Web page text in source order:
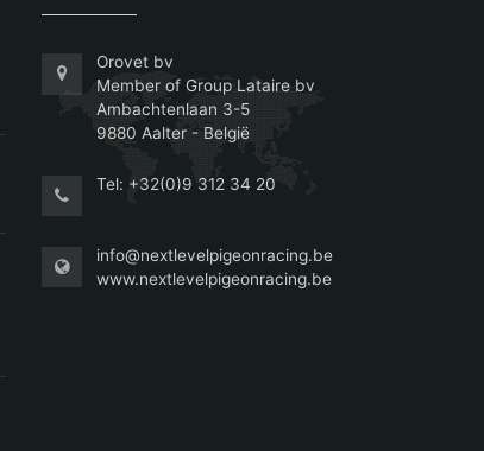
Orovet bv
Member of Group Lataire bv
Ambachtenlaan 3-5
9880 Aalter - België
Tel: +32(0)9 312 34 20
info@nextlevelpigeonracing.be
www.nextlevelpigeonracing.be